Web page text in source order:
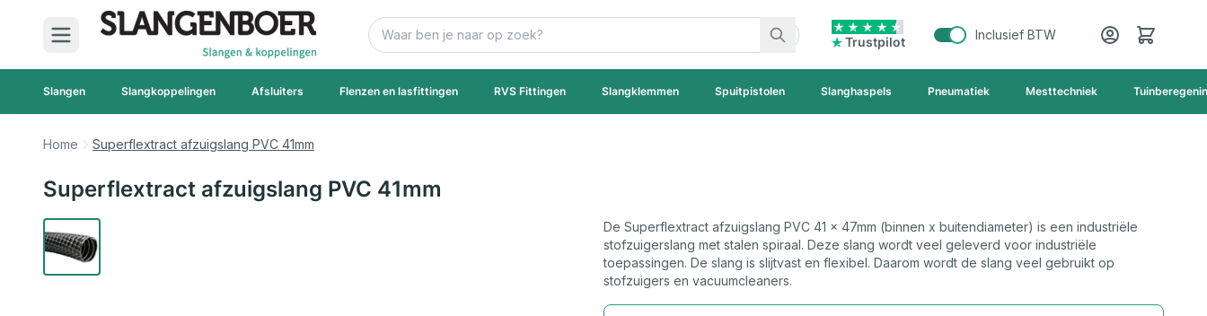
Ga naar de inhoud
Zoek
Trustpilot
Inclusief BTW Cart
Slangen Slangkoppelingen Afsluiters Flenzen en lasfittingen RVS Fittingen Slangklemmen Spuitpistolen Slanghaspels Pneumatiek Mesttechniek
Home Superflextract afzuigslang PVC 41mm
Superflextract afzuigslang PVC 41mm
De Superflextract afzuigslang PVC 41 x 47mm (binnen x buitendiameter) is een industriële
stofzuigerslang met stalen spiraal. Deze slang wordt veel geleverd voor industriële
toepassingen. De slang is slijtvast en flexibel. Daarom wordt de slang veel gebruikt op
stofzuigers en vacuumcleaners.